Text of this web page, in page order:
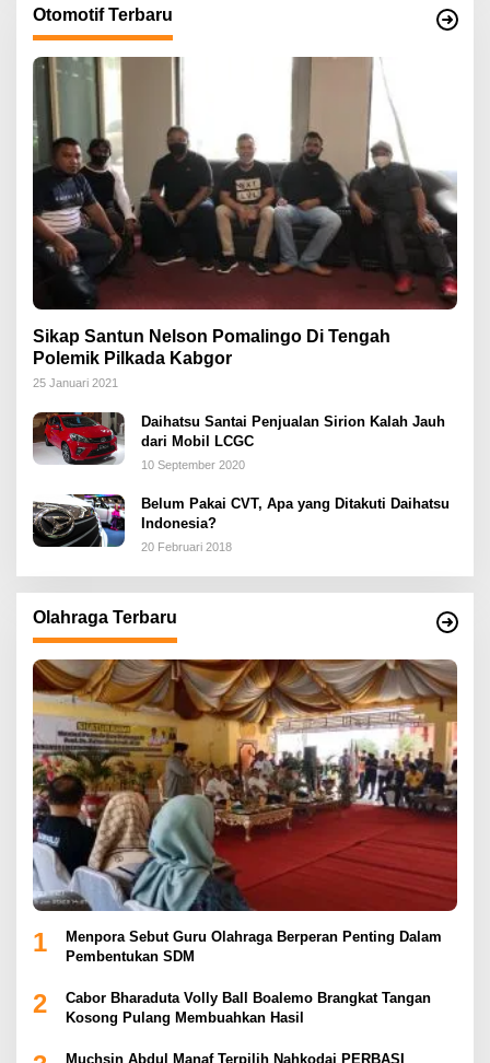
Otomotif Terbaru
Sikap Santun Nelson Pomalingo Di Tengah
Polemik Pilkada Kabgor
25 Januari 2021
Daihatsu Santai Penjualan Sirion Kalah Jauh
dari Mobil LCGC
10 September 2020
Belum Pakai CVT, Apa yang Ditakuti Daihatsu
Indonesia?
20 Februari 2018
Olahraga Terbaru
1
Menpora Sebut Guru Olahraga Berperan Penting Dalam
Pembentukan SDM
2
Cabor Bharaduta Volly Ball Boalemo Brangkat Tangan
Kosong Pulang Membuahkan Hasil
Muchsin Abdul Manaf Terpilih Nahkodai PERBASI